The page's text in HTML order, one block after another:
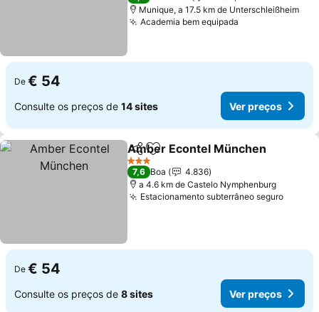
Munique, a 17.5 km de Unterschleißheim
Academia bem equipada
De € 54
Consulte os preços de 14 sites Ver preços
PartilharAdicionar aos favoritos
Amber Econtel München
3 Estrelas
7,6 Boa
4.836
a 4.6 km de Castelo Nymphenburg
Estacionamento subterrâneo seguro
De € 54
Consulte os preços de 8 sites Ver preços